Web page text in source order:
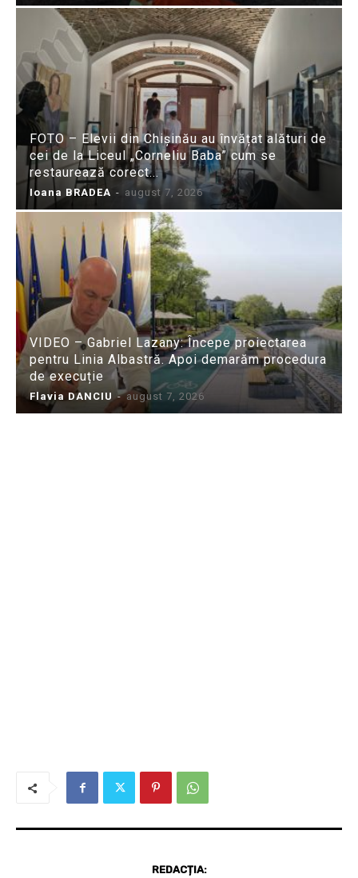
FOTO – Elevii din Chișinău au învățat alături de
cei de la Liceul „Corneliu Baba” cum se
restaurează corect...
Ioana BRADEA - august 7, 2026
VIDEO – Gabriel Lazany: Începe proiectarea
pentru Linia Albastră. Apoi demarăm procedura
de execuție
Flavia DANCIU - august 7, 2026
REDACȚIA: